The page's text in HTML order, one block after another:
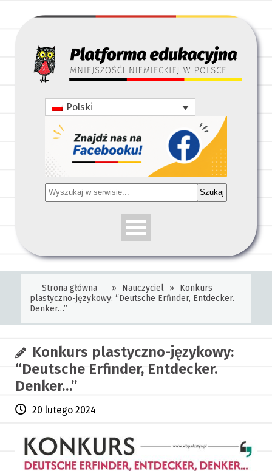
Polski
Szukaj
Strona główna » Nauczyciel »
Konkurs
plastyczno-językowy: “Deutsche Erfinder, Entdecker.
Denker…”
Konkurs plastyczno-językowy:
“Deutsche Erfinder, Entdecker.
Denker…”
20 lutego 2024